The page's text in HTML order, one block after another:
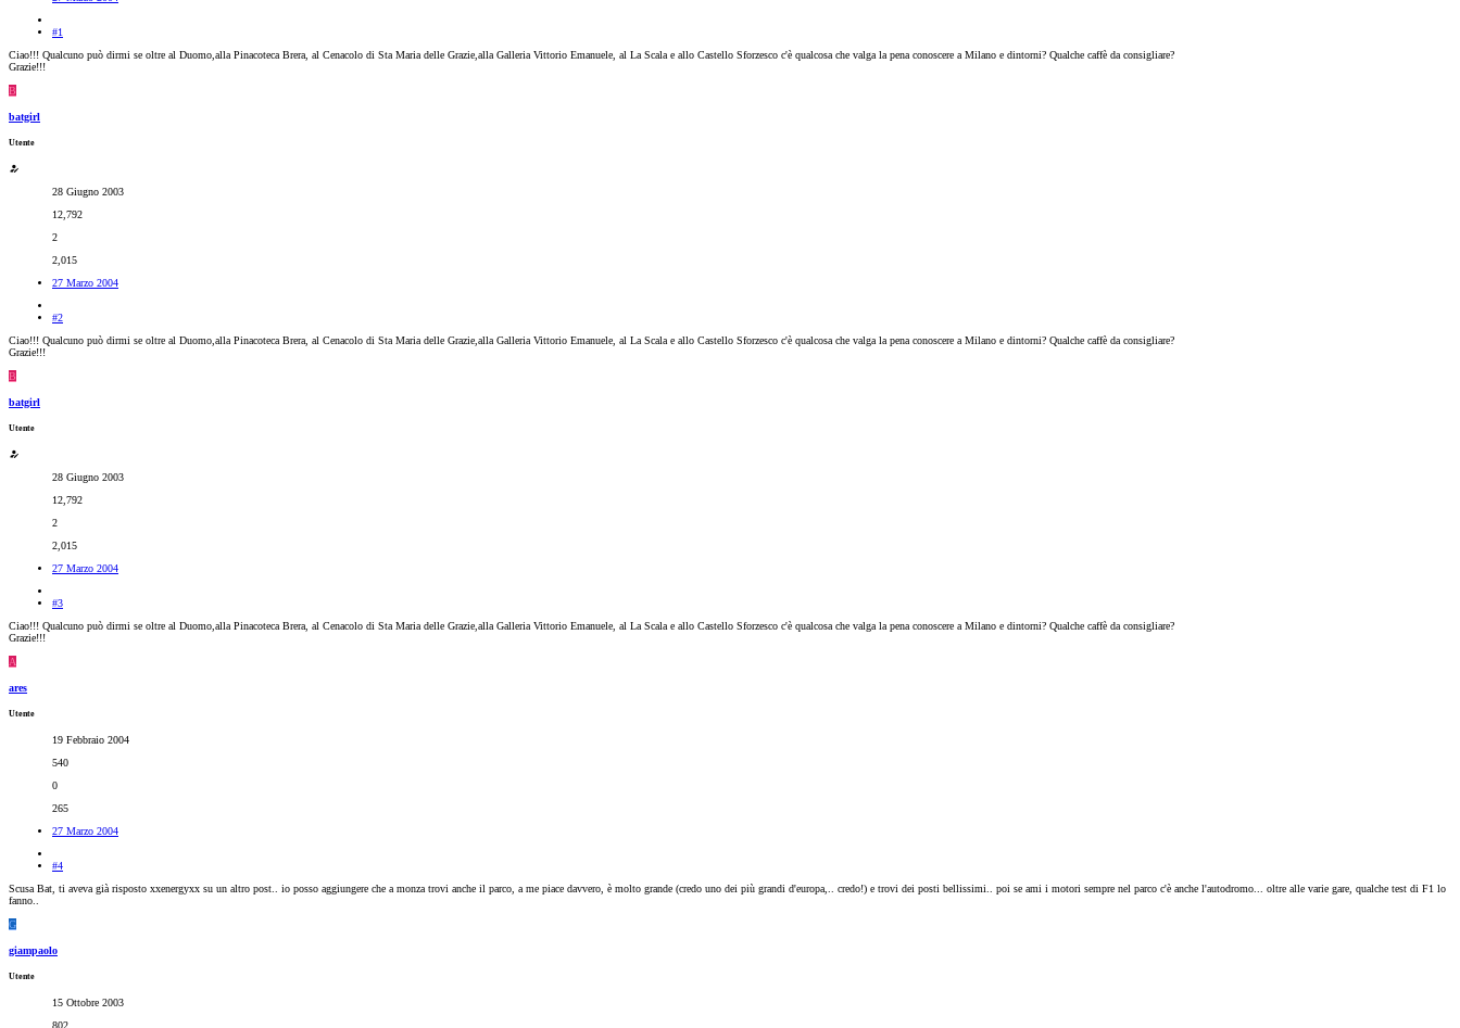
#1
Ciao!!! Qualcuno può dirmi se oltre al Duomo,alla Pinacoteca Brera, al Cenacolo di Sta Maria delle Grazie,alla Galleria Vittorio Emanuele, al La Scala e allo Castello Sforzesco c'è qualcosa che valga la pena conoscere a Milano e dintorni? Qualche caffè da consigliare?
Grazie!!!
B
batgirl
Utente
28 Giugno 2003
12,792
2
2,015
27 Marzo 2004
#2
Ciao!!! Qualcuno può dirmi se oltre al Duomo,alla Pinacoteca Brera, al Cenacolo di Sta Maria delle Grazie,alla Galleria Vittorio Emanuele, al La Scala e allo Castello Sforzesco c'è qualcosa che valga la pena conoscere a Milano e dintorni? Qualche caffè da consigliare?
Grazie!!!
B
batgirl
Utente
28 Giugno 2003
12,792
2
2,015
27 Marzo 2004
#3
Ciao!!! Qualcuno può dirmi se oltre al Duomo,alla Pinacoteca Brera, al Cenacolo di Sta Maria delle Grazie,alla Galleria Vittorio Emanuele, al La Scala e allo Castello Sforzesco c'è qualcosa che valga la pena conoscere a Milano e dintorni? Qualche caffè da consigliare?
Grazie!!!
A
ares
Utente
19 Febbraio 2004
540
0
265
27 Marzo 2004
#4
Scusa Bat, ti aveva già risposto xxenergyxx su un altro post.. io posso aggiungere che a monza trovi anche il parco, a me piace davvero, è molto grande (credo uno dei più grandi d'europa,.. credo!) e trovi dei posti bellissimi.. poi se ami i motori sempre nel parco c'è anche l'autodromo... oltre alle varie gare, qualche test di F1 lo
fanno..
G
giampaolo
Utente
15 Ottobre 2003
802